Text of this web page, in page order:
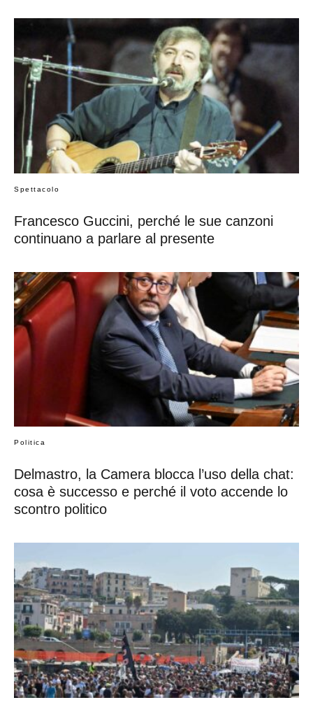
Spettacolo
Francesco Guccini, perché le sue canzoni
continuano a parlare al presente
Politica
Delmastro, la Camera blocca l’uso della chat:
cosa è successo e perché il voto accende lo
scontro politico